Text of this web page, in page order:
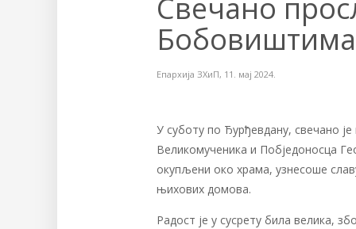
Свечано
Бобовиштима
Епархија ЗХиП, 11. мај 2024.
У суботу по Ђурђевдану, свечано
Великомученика и Побједоносца
окупљени око храма, узнесоше
њихових домова.
Радост је у сусрету била велика,